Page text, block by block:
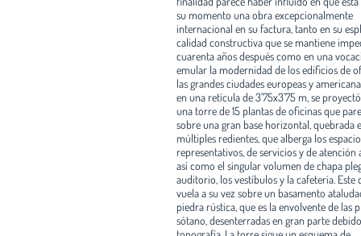
su momento una obra excepcionalmente
internacional en su factura, tanto en su
calidad constructiva que se mantiene
cuarenta años después como en una
emular la modernidad de los edificios de
las grandes ciudades europeas y
en una retícula de 3'75x3'75 m, se
una torre de 15 plantas de oficinas que
sobre una gran base horizontal, quebrada
múltiples redientes, que alberga los
representativos, de servicios y de atención
así como el singular volumen de chapa
auditorio, los vestíbulos y la cafetería. Este
vuela a su vez sobre un basamento
piedra rústica, que es la envolvente de las
sótano, desenterradas en gran parte